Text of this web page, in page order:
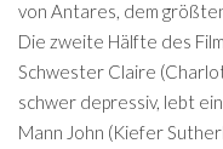
von Antares, dem
Die zweite Hälfte des
Schwester Claire
schwer depressiv, lebt
Mann John (Kiefer